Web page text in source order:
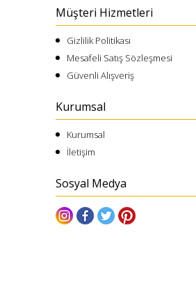
Müşteri Hizmetleri
Gizlilik Politikası
Mesafeli Satış Sözleşmesi
Güvenli Alışveriş
Kurumsal
Kurumsal
İletişim
Sosyal Medya